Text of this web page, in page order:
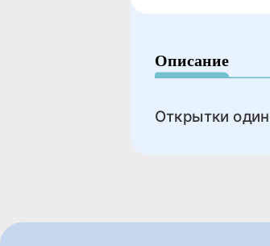
Описание
Открытки